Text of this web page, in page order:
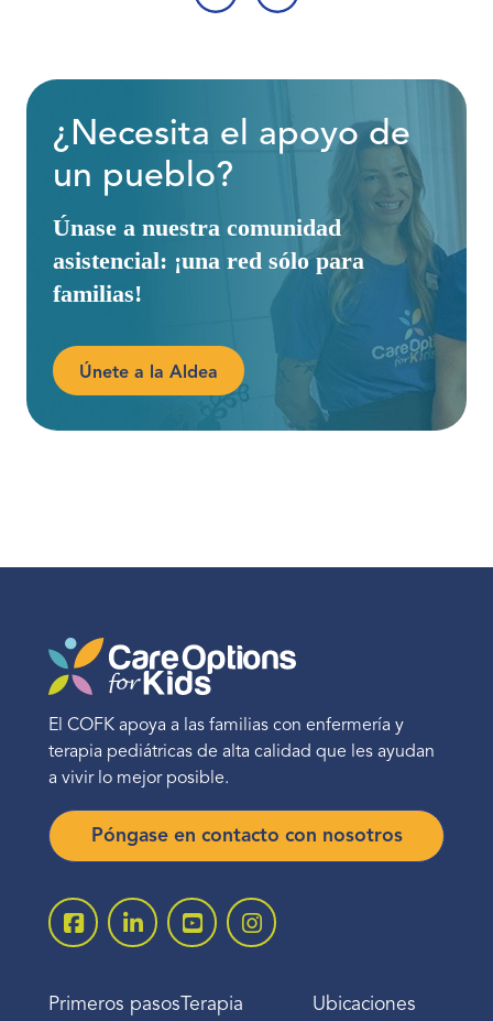
¿Necesita el apoyo de
un pueblo?
Únase a nuestra comunidad
asistencial: ¡una red sólo para
familias!
Únete a la Aldea
El COFK apoya a las familias con enfermería y
terapia pediátricas de alta calidad que les ayudan
a vivir lo mejor posible.
Póngase en contacto con nosotros
Primeros pasos Terapia
Ubicaciones